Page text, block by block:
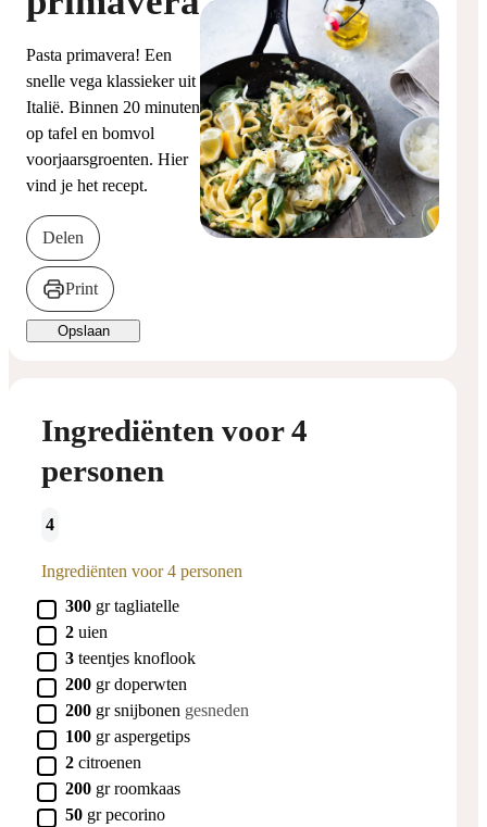
Pasta primavera! Een
snelle vega klassieker uit
Italië. Binnen 20 minuten
op tafel en bomvol
voorjaarsgroenten. Hier
vind je het recept.
Delen
Print
Opslaan
Ingrediënten voor 4
personen
4
Ingrediënten voor 4 personen
▢
300 grtagliatelle
▢
2 uien
▢
3 teentjes knoflook
▢
200 gr doperwten
▢
200 grsnijbonen gesneden
▢
100 graspergetips
▢
2 citroenen
▢
200 grroomkaas
▢
50 grpecorino